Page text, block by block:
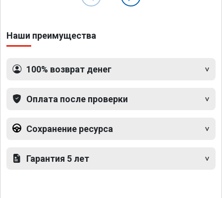
Наши преимущества
100% возврат денег
Оплата после проверки
Сохранение ресурса
Гарантия 5 лет